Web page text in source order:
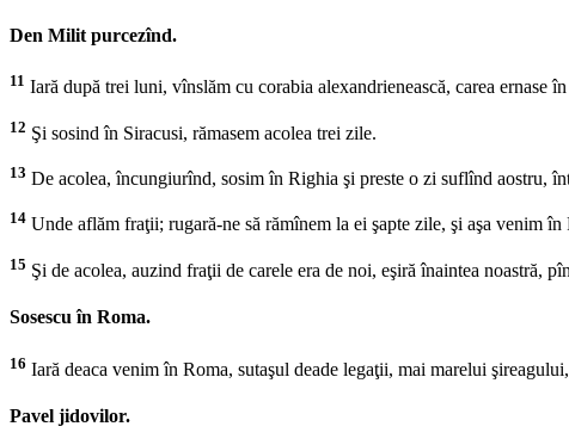
Den Milit purcezînd.
11 Iară după trei luni, vînslăm cu corabia alexandrienească, carea ernase
12 Şi sosind în Siracusi, rămasem acolea trei zile.
13 De acolea, încungiurînd, sosim în Righia şi preste o zi suflînd aostru,
14 Unde aflăm fraţii; rugară-ne să rămînem la ei şapte zile, şi aşa venim în
15 Şi de acolea, auzind fraţii de carele era de noi, eşiră înaintea
Sosescu în Roma.
16 Iară deaca venim în Roma, sutaşul deade legaţii, mai marelui
Pavel jidovilor.